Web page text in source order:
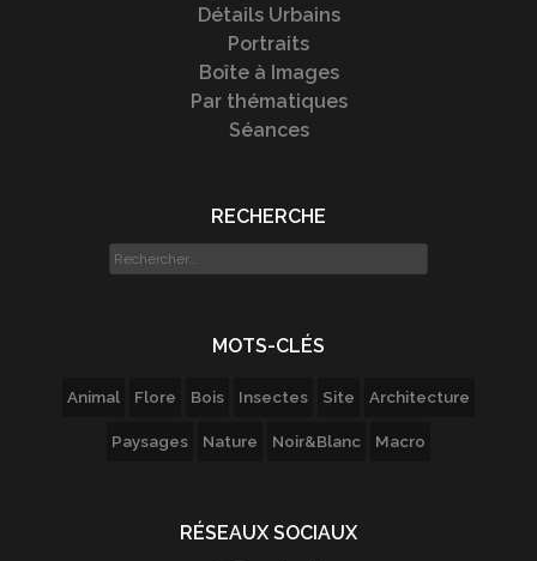
Détails Urbains
Portraits
Boîte à Images
Par thématiques
Séances
RECHERCHE
Rechercher :
MOTS-CLÉS
Animal Flore Bois Insectes Site Architecture
Paysages Nature Noir&Blanc Macro
RÉSEAUX SOCIAUX